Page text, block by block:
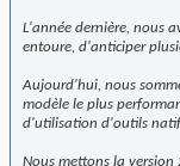
L'année dernière, nous
entoure, d'anticiper
Aujourd'hui, nous
modèle le plus
d'utilisation d'outils
Nous mettons la version